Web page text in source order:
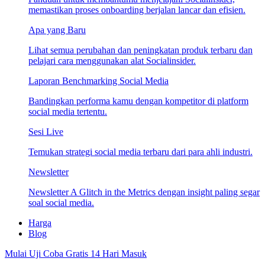
memastikan proses onboarding berjalan lancar dan efisien.
Apa yang Baru
Lihat semua perubahan dan peningkatan produk terbaru dan
pelajari cara menggunakan alat Socialinsider.
Laporan Benchmarking Social Media
Bandingkan performa kamu dengan kompetitor di platform
social media tertentu.
Sesi Live
Temukan strategi social media terbaru dari para ahli industri.
Newsletter
Newsletter A Glitch in the Metrics dengan insight paling segar
soal social media.
Harga
Blog
Mulai Uji Coba Gratis 14 Hari Masuk